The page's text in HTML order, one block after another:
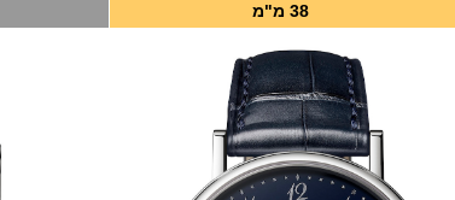
38 מ"מ